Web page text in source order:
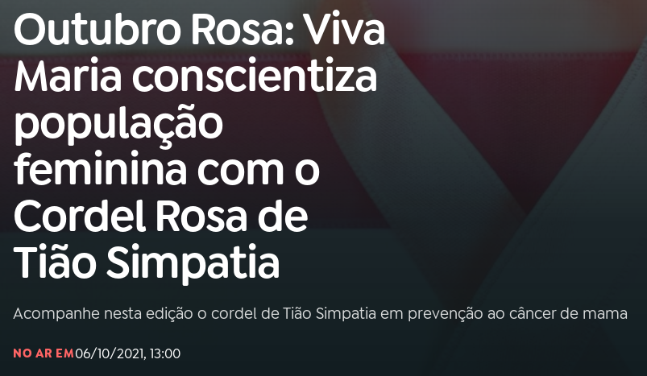
Buscar
na
Rádio
Nacional
01INÍCIO
02A RÁDIO
03 PROGRAMAÇÃO
04PROGRAMAS
05
Outubro Rosa: Viva
Maria conscientiza
população
feminina com o
Cordel Rosa de
Tião Simpatia
Acompanhe nesta edição o cordel de Tião Simpatia em prevenção ao câncer de mama
NO AR EM06/10/2021, 13:00